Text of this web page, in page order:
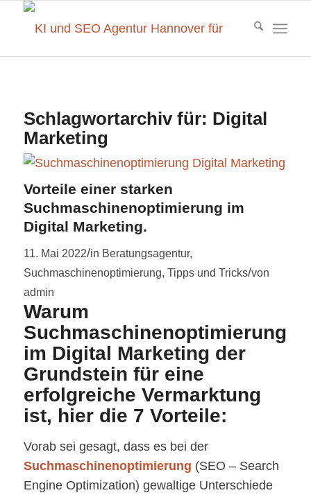
Schlagwortarchiv für: Digital
Marketing
Vorteile einer starken
Suchmaschinenoptimierung im
Digital Marketing.
11. Mai 2022/in Beratungsagentur,
Suchmaschinenoptimierung, Tipps und Tricks/von
admin
Warum
Suchmaschinenoptimierung
im Digital Marketing der
Grundstein für eine
erfolgreiche Vermarktung
ist, hier die 7 Vorteile:
Vorab sei gesagt, dass es bei der
Suchmaschinenoptimierung (SEO – Search
Engine Optimization) gewaltige Unterschiede